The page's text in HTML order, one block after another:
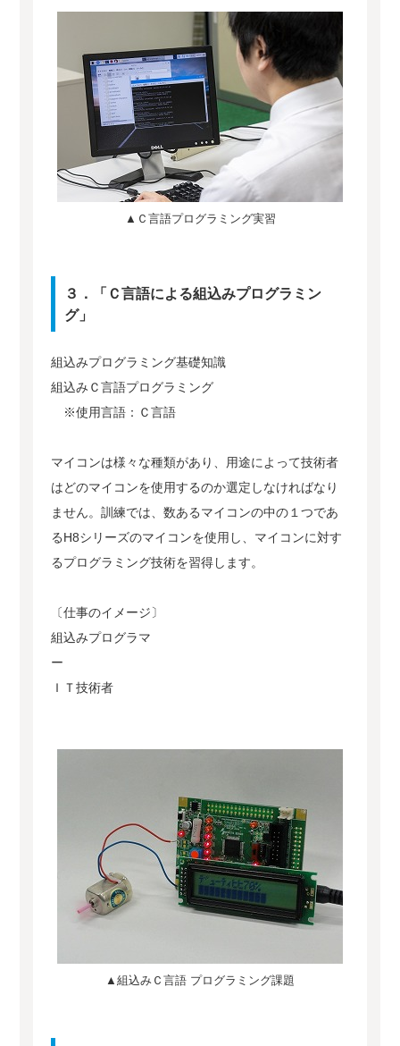
▲Ｃ言語プログラミング実習
３．「Ｃ言語による組込みプログラミン
グ」
組込みプログラミング基礎知識
組込みＣ言語プログラミング
※使用言語：Ｃ言語
マイコンは様々な種類があり、用途によって技術者
はどのマイコンを使用するのか選定しなければなり
ません。訓練では、数あるマイコンの中の１つであ
るH8シリーズのマイコンを使用し、マイコンに対す
るプログラミング技術を習得します。
〔仕事のイメージ〕
組込みプログラマ
ー
ＩＴ技術者
▲組込みＣ言語 プログラミング課題